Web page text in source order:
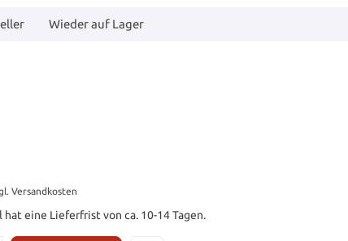
Wieder auf Lager
Versandkosten
hat eine Lieferfrist von ca. 10-14 Tagen.